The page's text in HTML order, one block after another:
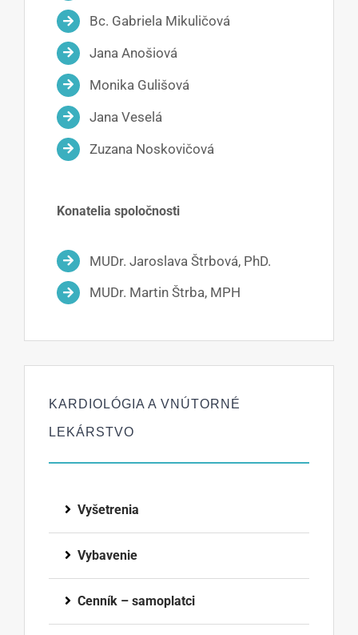
Bc. Gabriela Mikuličová
Jana Anošiová
Monika Gulišová
Jana Veselá
Zuzana Noskovičová
Konatelia spoločnosti
MUDr. Jaroslava Štrbová, PhD.
MUDr. Martin Štrba, MPH
KARDIOLÓGIA A VNÚTORNÉ
LEKÁRSTVO
Vyšetrenia
Vybavenie
Cenník – samoplatci